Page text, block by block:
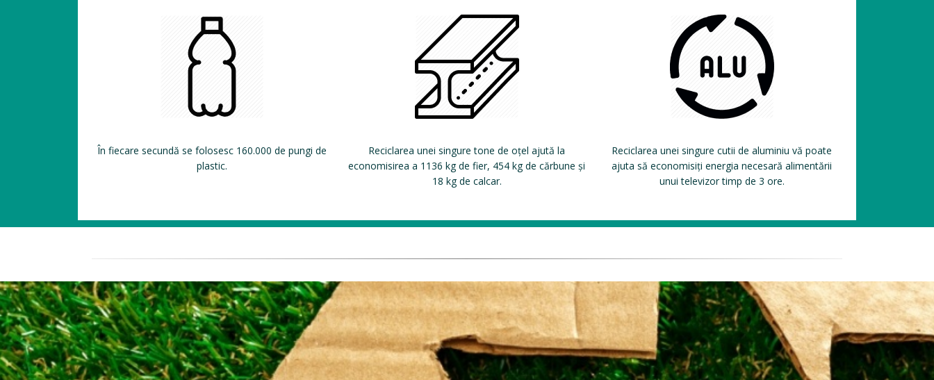
În fiecare secundă se folosesc 160.000 de pungi de
plastic.
Reciclarea unei singure tone de oțel ajută la
economisirea a 1136 kg de fier, 454 kg de cărbune și
18 kg de calcar.
Reciclarea unei singure cutii de aluminiu vă poate
ajuta să economisiți energia necesară alimentării
unui televizor timp de 3 ore.